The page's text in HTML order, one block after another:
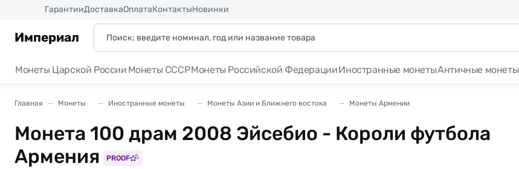
ГарантииДоставкаОплатаКонтактыНовинки
Империал
Монеты Царской России Монеты СССРМонеты Российской ФедерацииИностранные монетыАнтичные монеты
Главная Монеты Иностранные монеты Монеты Азии и Ближнего востока Монеты Армении
Монета 100 драм 2008 Эйсебио - Короли футбола
Армения
PROOF